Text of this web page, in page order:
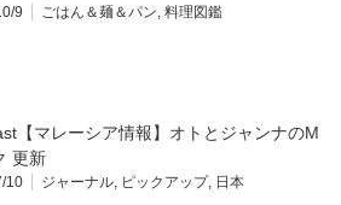
9 ごはん＆麺＆パン, 料理図鑑
【マレーシア情報】オトとジャンナのM
更新
10 ジャーナル, ピックアップ, 日本